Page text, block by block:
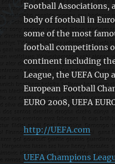
Football Associations,
body of football in
some of the most
football competitions
continent including
League, the UEFA Cup
European Football
EURO 2008, UEFA
http://UEFA.com
UEFA Champions